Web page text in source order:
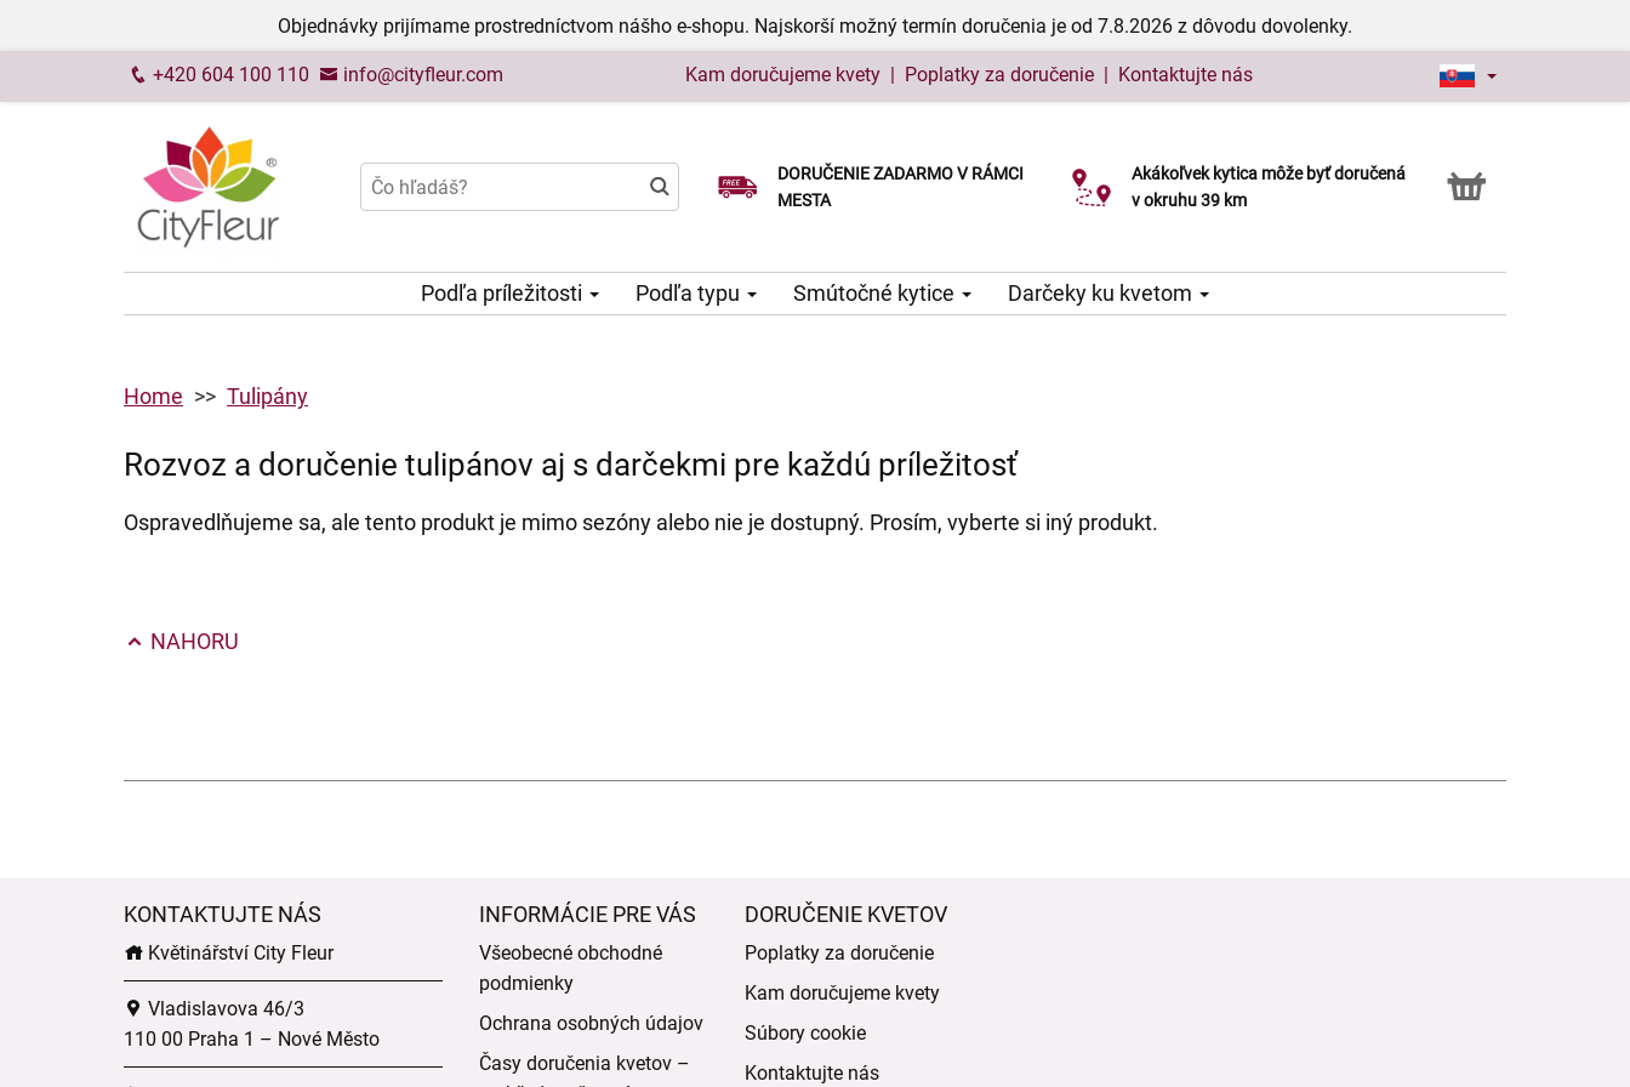
Objednávky prijímame prostredníctvom nášho e-shopu. Najskorší možný termín doručenia je od 7.8.2026 z dôvodu dovolenky.
+420 604 100 110 info@cityfleur.com Kam doručujeme kvety | Poplatky za doručenie | Kontaktujte nás
DORUČENIE ZADARMO V RÁMCI
MESTA
Akákoľvek kytica môže byť doručená
v okruhu 39 km
Služba Click & Collect
Podľa príležitosti Podľa typu Smútočné kytice Darčeky ku kvetom
Home Tulipány
Rozvoz a doručenie tulipánov aj s darčekmi pre každú príležitosť
Ospravedlňujeme sa, ale tento produkt je mimo sezóny alebo nie je dostupný. Prosím, vyberte si iný produkt.
NAHORU
KONTAKTUJTE NÁS
Květinářství City Fleur
Vladislavova 46/3
110 00 Praha 1 – Nové Město
INFORMÁCIE PRE VÁS
Všeobecné obchodné
podmienky
Ochrana osobných údajov
Časy doručenia kvetov –
DORUČENIE KVETOV
Poplatky za doručenie
Kam doručujeme kvety
Súbory cookie
Kontaktujte nás